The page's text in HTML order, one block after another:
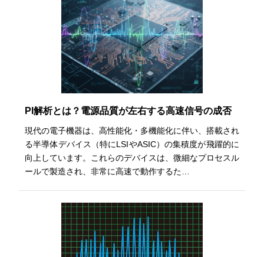
PI解析とは？電源品質が左右する高速信号の成否
現代の電子機器は、高性能化・多機能化に伴い、搭載され
る半導体デバイス（特にLSIやASIC）の集積度が飛躍的に
向上しています。これらのデバイスは、微細なプロセスル
ールで製造され、非常に高速で動作するた…